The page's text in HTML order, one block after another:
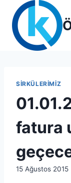
content
SIRKÜLERIMIZ
fatura
By
15 Ağustos 2015